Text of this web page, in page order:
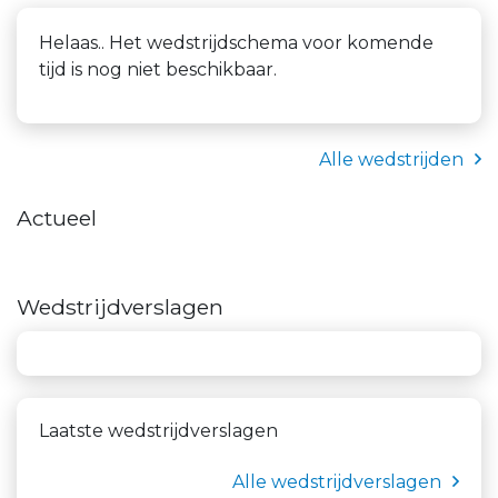
Helaas.. Het wedstrijdschema voor komende
tijd is nog niet beschikbaar.
Alle wedstrijden
Actueel
Wedstrijdverslagen
Laatste wedstrijdverslagen
Alle wedstrijdverslagen